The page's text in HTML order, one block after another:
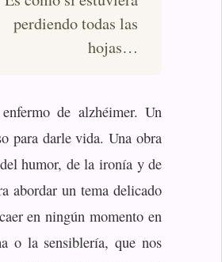
perdiendo todas las
hojas…
de alzhéimer. Un
para darle vida. Una obra
humor, de la ironía y de
abordar un tema delicado
en ningún momento en
o la sensiblería, que nos